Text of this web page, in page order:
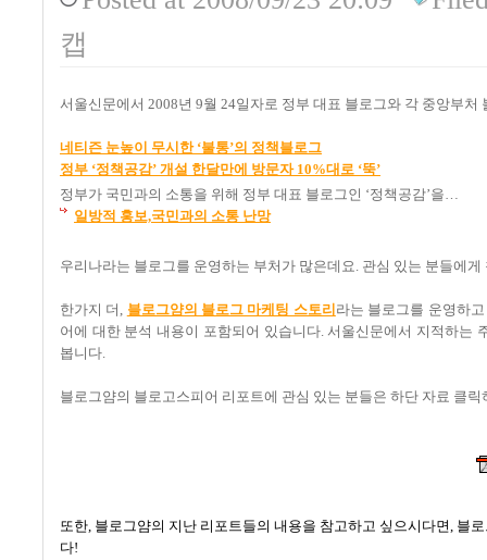
캡
서울신문에서 2008년 9월 24일자로 정부 대표 블로그와 각 중앙부
네티즌 눈높이 무시한 ‘불통’의 정책블로그
정부 ‘정책공감’ 개설 한달만에 방문자 10%대로 ‘뚝’
정부가 국민과의 소통을 위해 정부 대표 블로그인 ‘정책공감’을…
일방적 홍보,국민과의 소통 난망
우리나라는 블로그를 운영하는 부처가 많은데요. 관심 있는 분들에
한가지 더, 블로그얌의 블로그 마케팅 스토리 라는 블로그를 운영하
어에 대한 분석 내용이 포함되어 있습니다. 서울신문에서 지적하는
봅니다.
블로그얌의 블로고스피어 리포트에 관심 있는 분들은 하단 자료 클릭
또한, 블로그얌의 지난 리포트들의 내용을 참고하고 싶으시다면, 블
다!